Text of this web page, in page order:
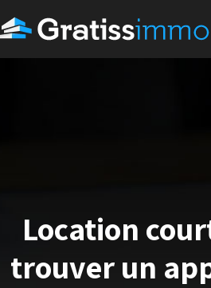
Location
trouver un